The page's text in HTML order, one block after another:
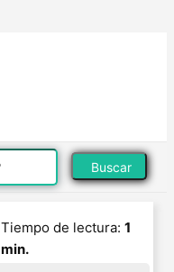
Buscar
Tiempo de lectura: 1
min.